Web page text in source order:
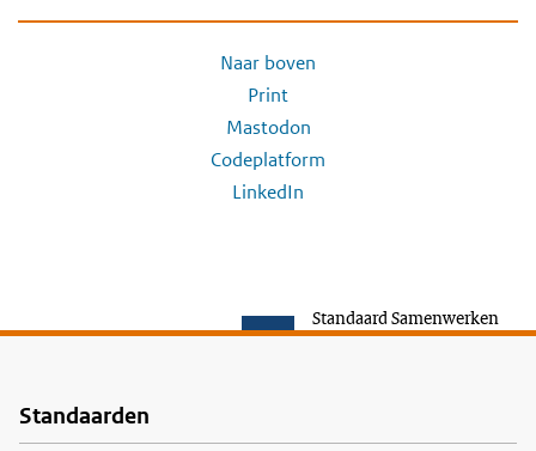
Naar boven
Print
Mastodon
Codeplatform
LinkedIn
Standaard Samenwerken
Voet
Standaarden